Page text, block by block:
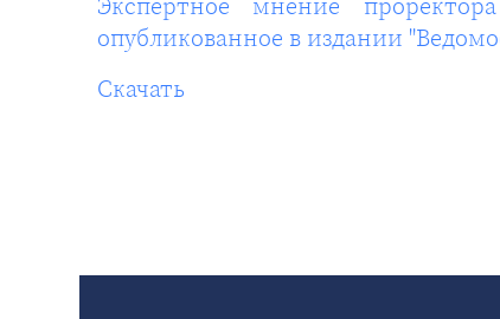
опубликованное в издании
Скачать